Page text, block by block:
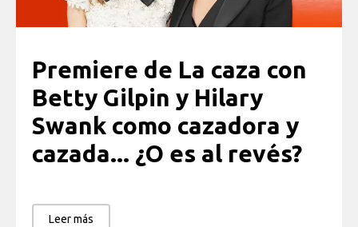
Premiere de La caza con
Betty Gilpin y Hilary
Swank como cazadora y
cazada... ¿O es al revés?
Leer más